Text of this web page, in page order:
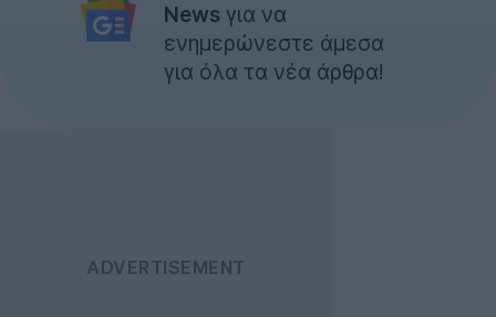
News για να
ενημερώνεστε άμεσα
για όλα τα νέα άρθρα!